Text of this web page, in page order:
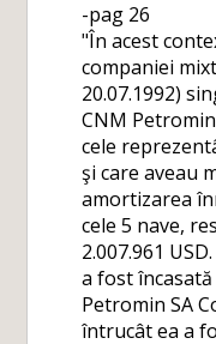
-pag 26
"În acest
companiei
20.07.1992)
CNM
cele
şi care aveau
amortizarea
cele 5 nave,
2.007.961
a fost
Petromin SA
întrucât ea a